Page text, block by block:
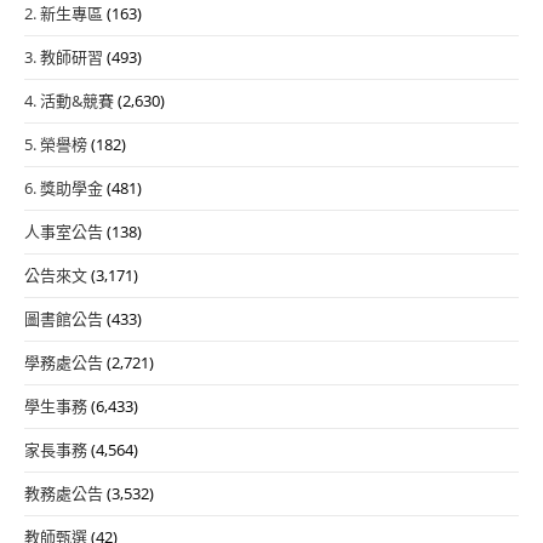
2. 新生專區 (163)
3. 教師研習 (493)
4. 活動&競賽(2,630)
5. 榮譽榜(182)
6. 獎助學金(481)
人事室公告(138)
公告來文(3,171)
圖書館公告(433)
學務處公告(2,721)
學生事務(6,433)
家長事務(4,564)
教務處公告(3,532)
教師甄選(42)